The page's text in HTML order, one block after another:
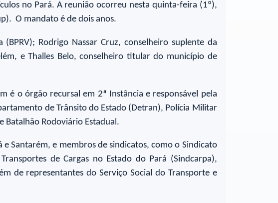
no Pará. A reunião ocorreu nesta quinta-feira (1º),
O mandato é de dois anos.
Rodrigo Nassar Cruz, conselheiro suplente da
e Thalles Belo, conselheiro titular do município de
é o órgão recursal em 2ª Instância e responsável pela
de Trânsito do Estado (Detran), Polícia Militar
Batalhão Rodoviário Estadual.
Santarém, e membros de sindicatos, como o Sindicato
de Cargas no Estado do Pará (Sindcarpa),
de representantes do Serviço Social do Transporte e